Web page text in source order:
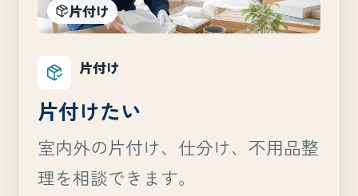
片付け
片付け
片付けたい
室内外の片付け、仕分け、不用品整
理を相談できます。